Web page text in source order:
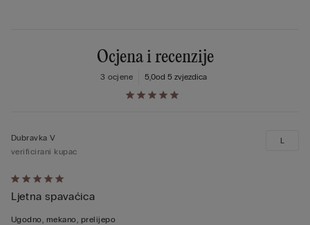
Ocjena i recenzije
5,0od 5 zvjezdica
3 ocjene
Dali
ste
ocjenu
Dubravka V
verificirani kupac
Ljetna spavaćica
Ugodno, mekano, prelijepo
L